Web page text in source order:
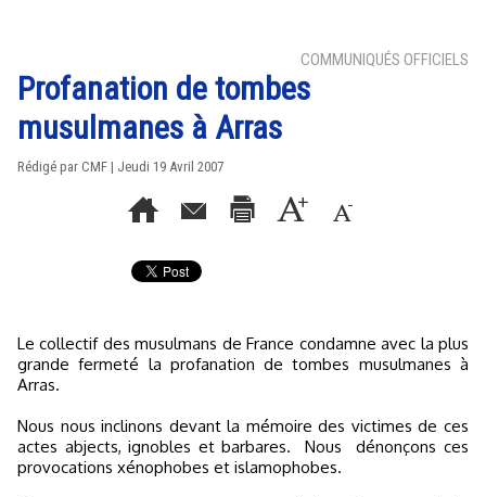
COMMUNIQUÉS OFFICIELS
Profanation de tombes
musulmanes à Arras
Rédigé par CMF | Jeudi 19 Avril 2007
Le collectif des musulmans de France condamne avec la plus
grande fermeté la profanation de tombes musulmanes à
Arras.
Nous nous inclinons devant la mémoire des victimes de ces
actes abjects, ignobles et barbares. Nous dénonçons ces
provocations xénophobes et islamophobes.